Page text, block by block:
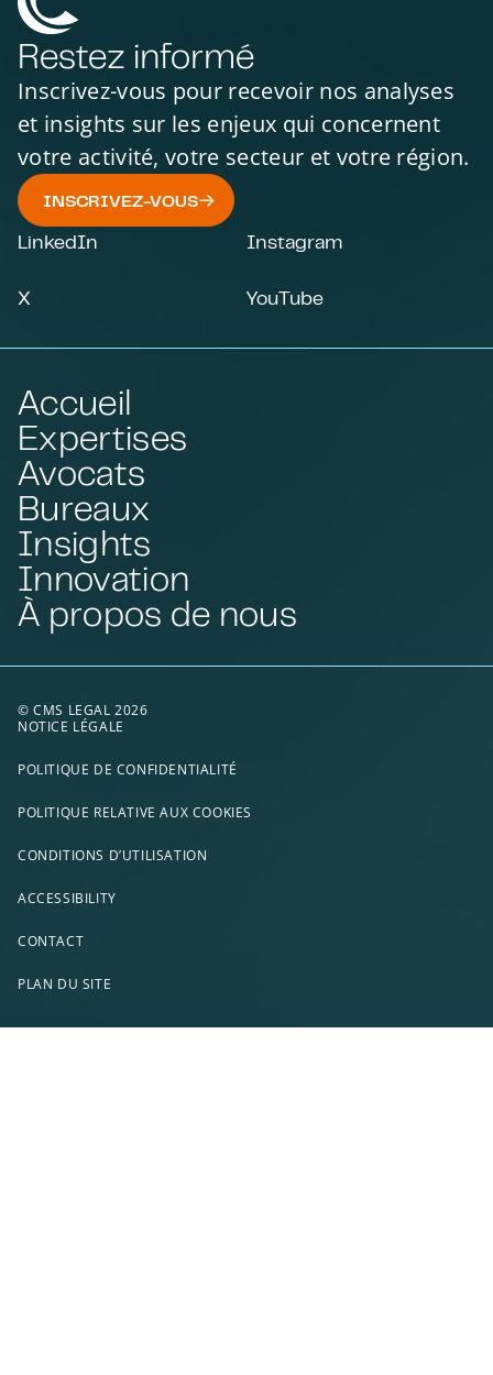
Restez informé
Inscrivez-vous pour recevoir nos analyses
et insights sur les enjeux qui concernent
votre activité, votre secteur et votre région.
INSCRIVEZ-VOUS
LinkedIn Instagram
X YouTube
Accueil
Expertises
Avocats
Bureaux
Insights
Innovation
À propos de nous
© CMS LEGAL 2026
NOTICE LÉGALE
POLITIQUE DE CONFIDENTIALITÉ
POLITIQUE RELATIVE AUX COOKIES
CONDITIONS D’UTILISATION
ACCESSIBILITY
CONTACT
PLAN DU SITE